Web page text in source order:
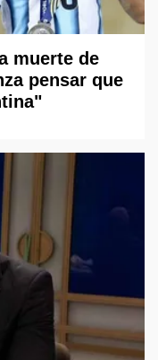
muerte de
pensar que